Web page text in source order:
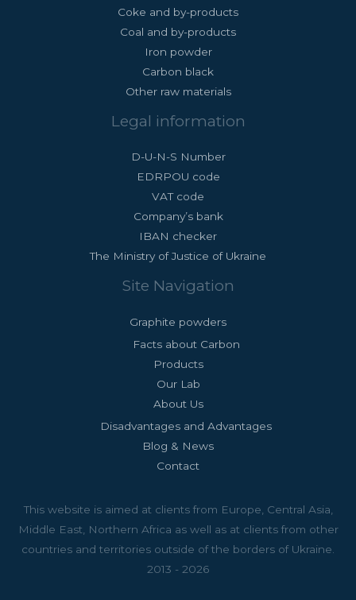
Coke and by-products
Coal and by-products
Iron powder
Carbon black
Other raw materials
Legal information
D-U-N-S Number
EDRPOU code
VAT code
Company’s bank
IBAN checker
The Ministry of Justice of Ukraine
Site Navigation
Graphite powders
Facts about Carbon
Products
Our Lab
About Us
Disadvantages and Advantages
Blog & News
Contact
This website is aimed at clients from Europe, Central Asia,
Middle East, Northern Africa as well as at clients from other
countries and territories outside of the borders of Ukraine.
2013 - 2026